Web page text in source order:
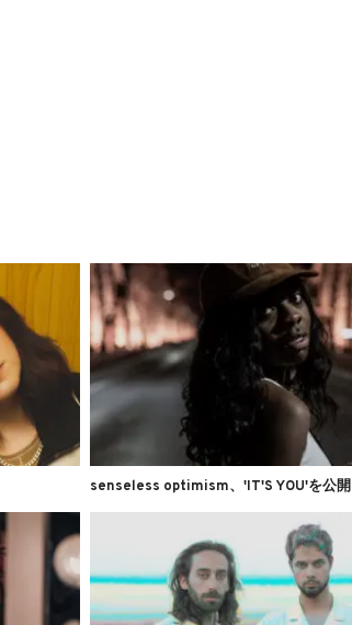
senseless optimism、'IT'S YOU'を公開